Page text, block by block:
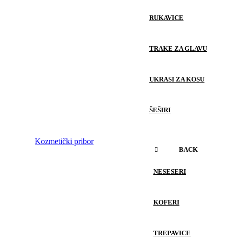
RUKAVICE
TRAKE ZA GLAVU
UKRASI ZA KOSU
ŠEŠIRI
Kozmetički pribor
BACK
NESESERI
KOFERI
TREPAVICE